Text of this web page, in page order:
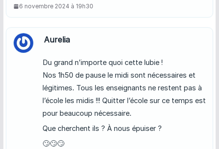
6 novembre 2024 à 19h30
Aurelia
Du grand n’importe quoi cette lubie !
Nos 1h50 de pause le midi sont nécessaires et
légitimes. Tous les enseignants ne restent pas à
l’école les midis !!! Quitter l’école sur ce temps est
pour beaucoup nécessaire.
Que cherchent ils ? À nous épuiser ?
🙄🙄🙄